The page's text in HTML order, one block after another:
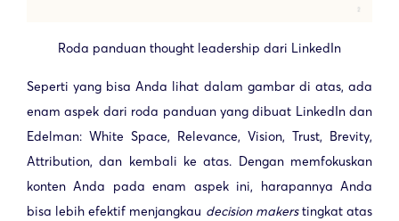
Roda panduan thought leadership dari LinkedIn
Seperti yang bisa Anda lihat dalam gambar di atas, ada
enam aspek dari roda panduan yang dibuat LinkedIn dan
Edelman: White Space, Relevance, Vision, Trust, Brevity,
Attribution, dan kembali ke atas. Dengan memfokuskan
konten Anda pada enam aspek ini, harapannya Anda
bisa lebih efektif menjangkau decision makerstingkat atas